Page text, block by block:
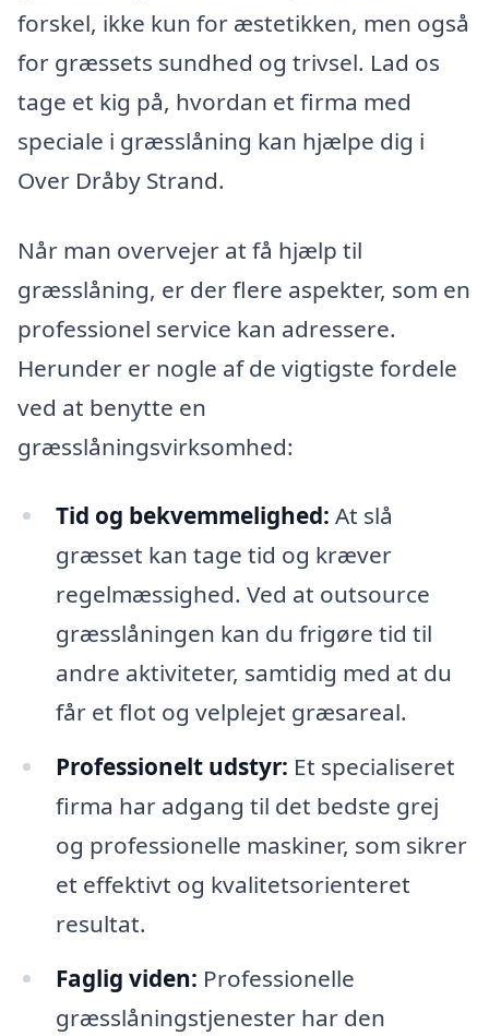
forskel, ikke kun for æstetikken, men også
for græssets sundhed og trivsel. Lad os
tage et kig på, hvordan et firma med
speciale i græsslåning kan hjælpe dig i
Over Dråby Strand.
Når man overvejer at få hjælp til
græsslåning, er der flere aspekter, som en
professionel service kan adressere.
Herunder er nogle af de vigtigste fordele
ved at benytte en
græsslåningsvirksomhed:
Tid og bekvemmelighed: At slå
græsset kan tage tid og kræver
regelmæssighed. Ved at outsource
græsslåningen kan du frigøre tid til
andre aktiviteter, samtidig med at du
får et flot og velplejet græsareal.
Professionelt udstyr: Et specialiseret
firma har adgang til det bedste grej
og professionelle maskiner, som sikrer
et effektivt og kvalitetsorienteret
resultat.
Faglig viden: Professionelle
græsslåningstjenester har den